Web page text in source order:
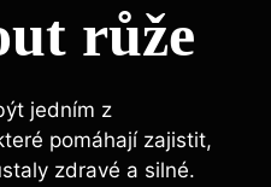
růže
jedním z
pomáhají zajistit,
zdravé a silné.